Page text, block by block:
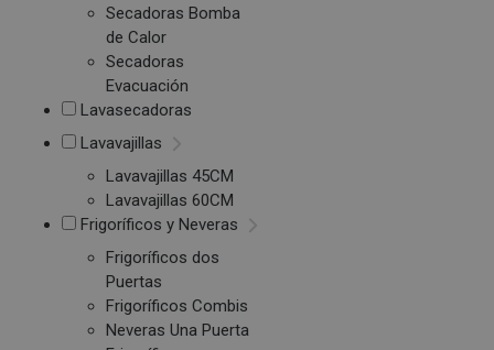
Secadoras Bomba
de Calor
Secadoras
Evacuación
Lavasecadoras
Lavavajillas
Lavavajillas 45CM
Lavavajillas 60CM
Frigoríficos y Neveras
Frigoríficos dos
Puertas
Frigoríficos Combis
Neveras Una Puerta